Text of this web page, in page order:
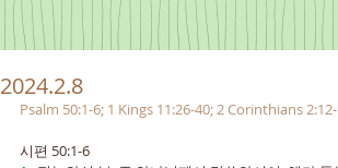
2024.2.8
Psalm 50:1-6; 1 Kings 11:26-40; 2 Corinthians
시편 50:1-6